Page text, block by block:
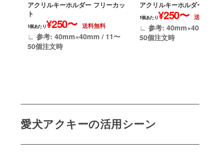
アクリルキーホルダー フリーカッ
ト
1個あたり¥250〜 送料無料
∟ 参考: 40mm×40mm / 11〜
50個注文時
アクリルキーホルダー 円形
1個あたり¥250〜 送料無料
∟ 参考: 40mm×40mm /
50個注文時
愛犬アクキーの活用シーン